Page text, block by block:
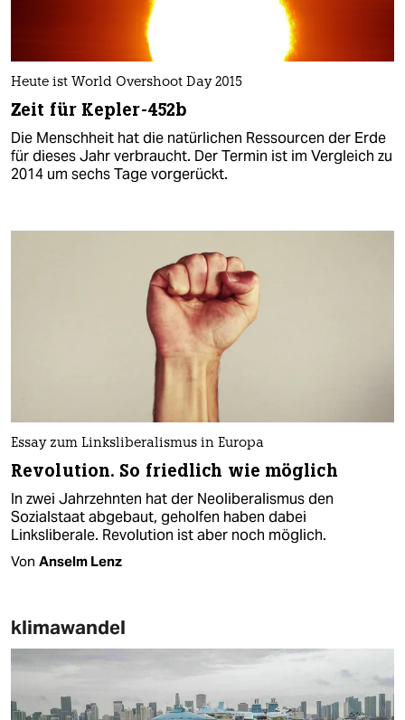
Heute ist World Overshoot Day 2015
Zeit für Kepler-452b
Die Menschheit hat die natürlichen Ressourcen der Erde
für dieses Jahr verbraucht. Der Termin ist im Vergleich zu
2014 um sechs Tage vorgerückt.
Essay zum Linksliberalismus in Europa
Revolution. So friedlich wie möglich
In zwei Jahrzehnten hat der Neoliberalismus den
Sozialstaat abgebaut, geholfen haben dabei
Linksliberale. Revolution ist aber noch möglich.
Von Anselm Lenz
klimawandel